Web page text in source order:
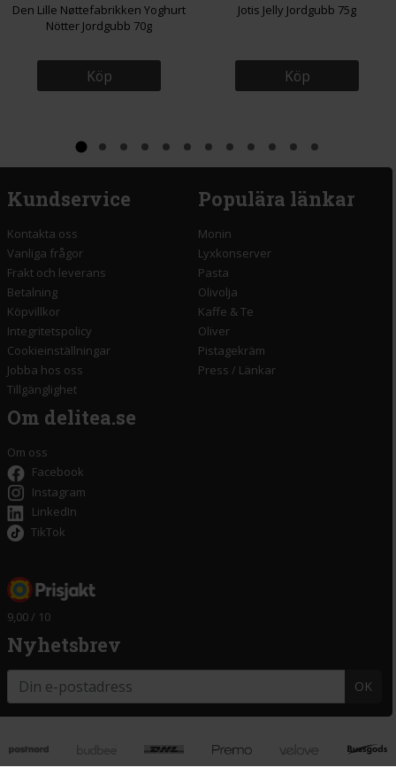
Den Lille Nøttefabrikken Yoghurt
Nötter Jordgubb 70g
Köp
Jotis Jelly Jordgubb 75g
Köp
Kundservice
Kontakta oss
Vanliga frågor
Frakt och leverans
Betalning
Köpvillkor
Integritetspolicy
Cookieinställningar
Jobba hos oss
Tillgänglighet
Populära länkar
Monin
Lyxkonserver
Pasta
Olivolja
Kaffe & Te
Oliver
Pistagekräm
Press / Länkar
Om delitea.se
Om oss
Facebook
Instagram
LinkedIn
TikTok
9,00 / 10
Nyhetsbrev
OK